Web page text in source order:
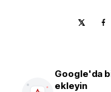
Google'da
ekleyin